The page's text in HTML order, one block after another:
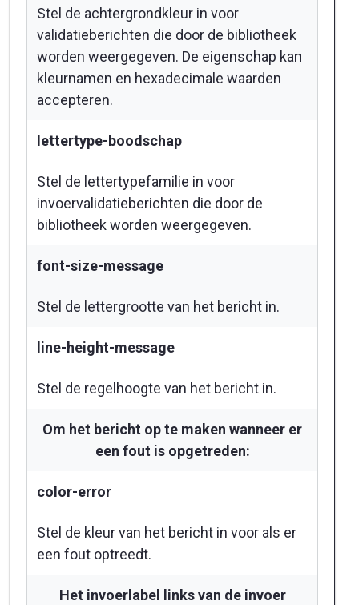
Stel de achtergrondkleur in voor
validatieberichten die door de bibliotheek
worden weergegeven. De eigenschap kan
kleurnamen en hexadecimale waarden
accepteren.
lettertype-boodschap
Stel de lettertypefamilie in voor
invoervalidatieberichten die door de
bibliotheek worden weergegeven.
font-size-message
Stel de lettergrootte van het bericht in.
line-height-message
Stel de regelhoogte van het bericht in.
Om het bericht op te maken wanneer er
een fout is opgetreden:
color-error
Stel de kleur van het bericht in voor als er
een fout optreedt.
Het invoerlabel links van de invoer